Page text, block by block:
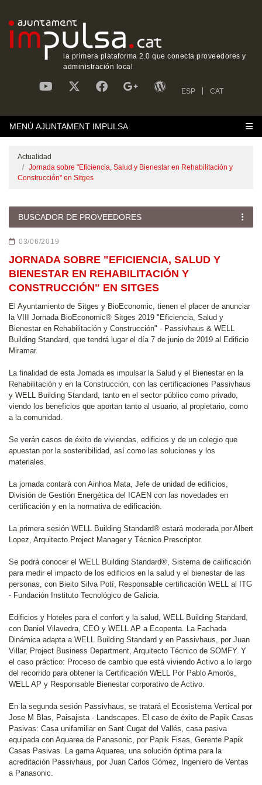
la primera plataforma 2.0 que conecta proveedores y
administración local
ESP CAT
MENÚ AJUNTAMENT IMPULSA
Actualidad
Jornada sobre "Eficiencia, Salud y Bienestar en Rehabilitación y
Construcción" en Sitges
BUSCADOR DE PROVEEDORES
03/06/2019
JORNADA SOBRE "EFICIENCIA, SALUD Y
BIENESTAR EN REHABILITACIÓN Y
CONSTRUCCIÓN" EN SITGES
El Ayuntamiento de Sitges y BioEconomic, tienen el placer de anunciar
la VIII Jornada BioEconomic® Sitges 2019 "Eficiencia, Salud y
Bienestar en Rehabilitación y Construcción" - Passivhaus & WELL
Building Standard, que tendrá lugar el día 7 de junio de 2019 al Edificio
Miramar.
La finalidad de esta Jornada es impulsar la Salud y el Bienestar en la
Rehabilitación y en la Construcción, con las certificaciones Passivhaus
y WELL Building Standard, tanto en el sector público como privado,
viendo los beneficios que aportan tanto al usuario, al propietario, como
a la comunidad.
Se verán casos de éxito de viviendas, edificios y de un colegio que
apuestan por la sostenibilidad, así como las soluciones y los
materiales.
La jornada contará con Ainhoa Mata, Jefe de unidad de edificios,
División de Gestión Energética del ICAEN con las novedades en
certificación y en la normativa de edificación.
La primera sesión WELL Building Standard® estará moderada por Albert
Lopez, Arquitecto Project Manager y Técnico Prescriptor.
Se podrá conocer el WELL Building Standard®, Sistema de calificación
para medir el impacto de los edificios en la salud y el bienestar de las
personas, con Bieito Silva Potí, Responsable certificación WELL al ITG
- Fundación Instituto Tecnológico de Galicia.
Edificios y Hoteles para el confort y la salud, WELL Building Standard,
con Daniel Vilavedra, CEO y WELL AP a Ecopenta. La Fachada
Dinámica adapta a WELL Building Standard y en Passivhaus, por Juan
Villar, Project Business Department, Arquitecto Técnico de SOMFY. Y
el caso práctico: Proceso de cambio que está viviendo Activo a lo largo
del recorrido para obtener la Certificación WELL Por Pablo Amorós,
WELL AP y Responsable Bienestar corporativo de Activo.
En la segunda sesión Passivhaus, se tratará el Ecosistema Vertical por
Jose M Blas, Paisajista - Landscapes. El caso de éxito de Papik Casas
Pasivas: Casa unifamiliar en Sant Cugat del Vallés, casa pasiva
equipada con Aquarea de Panasonic, por Papik Fisas, Gerente Papik
Casas Pasivas. La gama Aquarea, una solución óptima para la
acreditación Passivhaus, por Juan Carlos Gómez, Ingeniero de Ventas
a Panasonic.